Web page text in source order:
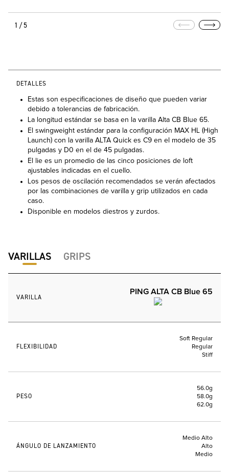
1/5
DETALLES
Estas son especificaciones de diseño que pueden variar
debido a tolerancias de fabricación.
La longitud estándar se basa en la varilla Alta CB Blue 65.
El swingweight estándar para la configuración MAX HL (High
Launch) con la varilla ALTA Quick es C9 en el modelo de 35
pulgadas y D0 en el de 45 pulgadas.
El lie es un promedio de las cinco posiciones de loft
ajustables indicadas en el cuello.
Los pesos de oscilación recomendados se verán afectados
por las combinaciones de varilla y grip utilizados en cada
caso.
Disponible en modelos diestros y zurdos.
VARILLAS GRIPS
VARILLA
PING ALTA CB Blue 65
FLEXIBILIDAD
Soft Regular
Regular
Stiff
PESO
56.0g
58.0g
62.0g
ÁNGULO DE LANZAMIENTO
Medio Alto
Alto
Medio